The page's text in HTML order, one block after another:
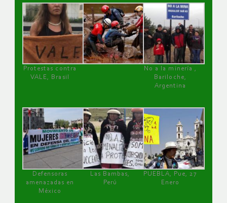
Protestas contra
VALE, Brasil
No a la minería ,
Bariloche,
Argentina
Defensoras
amenazadas en
México
Las Bambas,
Perú
PUEBLA, Pue, 27
Enero